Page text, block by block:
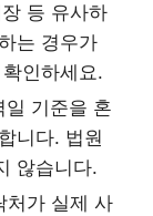
등 유사하
는 경우가
인하세요.
일 기준을 혼
니다. 법원
않습니다.
처가 실제 사